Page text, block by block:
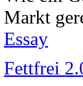
Markt
Essay
Fettfrei